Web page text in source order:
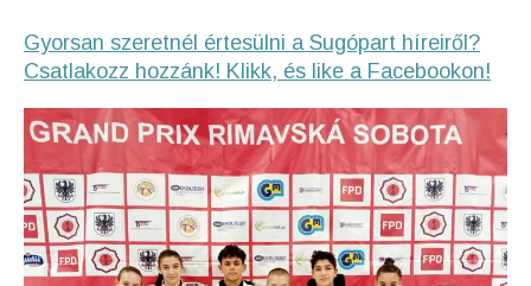
Gyorsan szeretnél értesülni a Sugópart híreiről?
Csatlakozz hozzánk! Klikk, és like a Facebookon!